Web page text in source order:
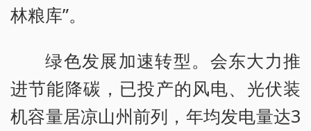
林粮库”。
绿色发展加速转型。会东大力推
进节能降碳，已投产的风电、光伏装
机容量居凉山州前列，年均发电量达3